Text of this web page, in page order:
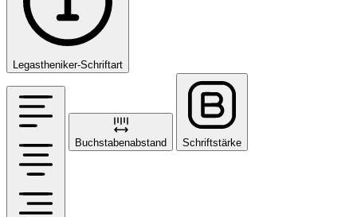
Legastheniker-Schriftart
Buchstabenabstand Schriftstärke